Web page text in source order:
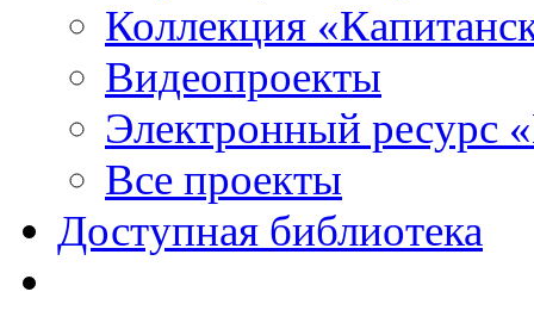
Коллекция
Видеопроекты
Электронный ресурс
Все проекты
Доступная библиотека